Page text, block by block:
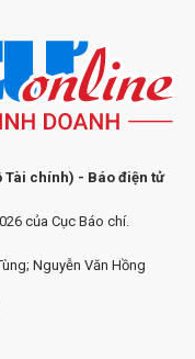
Tài chính) - Báo điện tử
của Cục Báo chí.
Nguyễn Văn Hồng